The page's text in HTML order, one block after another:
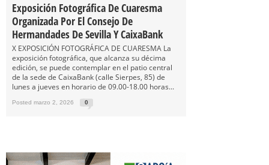
Exposición Fotográfica De Cuaresma
Organizada Por El Consejo De
Hermandades De Sevilla Y CaixaBank
X EXPOSICIÓN FOTOGRÁFICA DE CUARESMA La
exposición fotográfica, que alcanza su décima
edición, se puede contemplar en el patio central
de la sede de CaixaBank (calle Sierpes, 85) de
lunes a jueves en horario de 09.00-18.00 horas...
Posted marzo 2, 2026 0